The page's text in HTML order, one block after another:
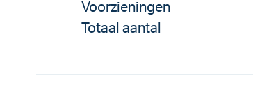
Voorzieningen
Totaal aantal